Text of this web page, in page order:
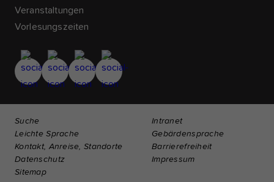
Veranstaltungen
Vorlesungszeiten
Suche
Intranet
Leichte Sprache
Gebärdensprache
Kontakt, Anreise, Standorte
Barrierefreiheit
Datenschutz
Impressum
Sitemap